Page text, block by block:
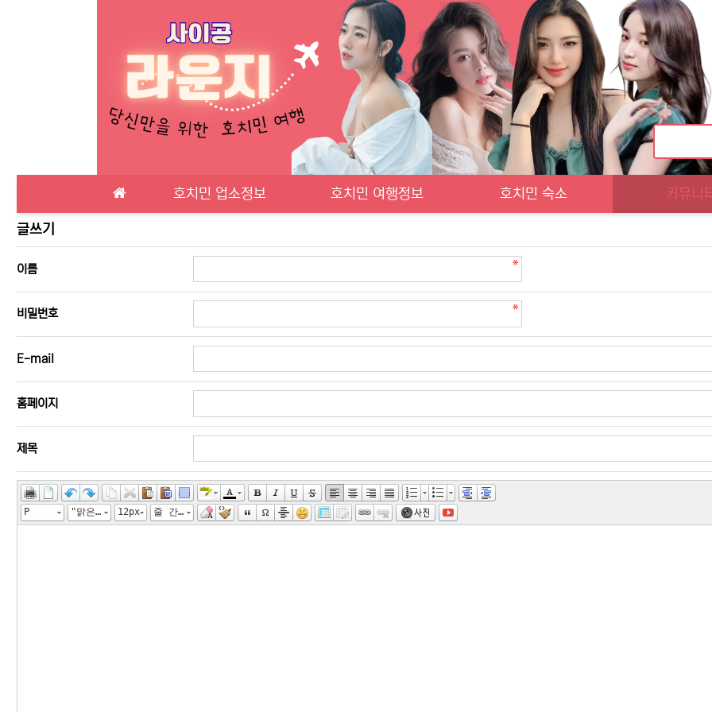
호치민 업소정보 호치민 여행정보 호치민 숙소 커뮤니
가입인사 글쓰기
글쓰기
이름필수
비밀번호필수
E-mail
홈페이지
제목필수
내용 필수
P "맑은 고딕", "Malgun Gothic", gulim 12px 줄 간격